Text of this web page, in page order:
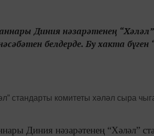
Диния нәзарәтенең
белдерде. Бу хакта
Диния нәзарәтенең “Хәләл”